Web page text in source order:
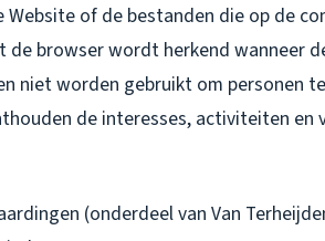
Website of de bestanden die op de
de browser wordt herkend wanneer
niet worden gebruikt om personen
de interesses, activiteiten en
(onderdeel van Van